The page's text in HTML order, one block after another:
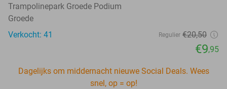
Trampolinepark Groede Podium
Groede
Verkocht: 41
Regulier €20,50
€9,95
Dagelijks om middernacht nieuwe Social Deals. Wees
snel, op = op!